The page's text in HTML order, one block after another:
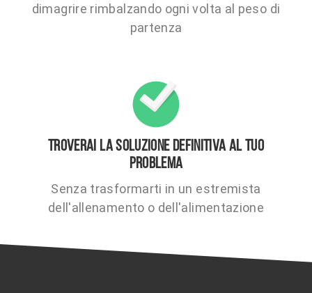
dimagrire rimbalzando ogni volta al peso di
partenza
TROVERAI LA SOLUZIONE DEFINITIVA AL TUO
PROBLEMA
Senza trasformarti in un estremista
dell'allenamento o dell'alimentazione